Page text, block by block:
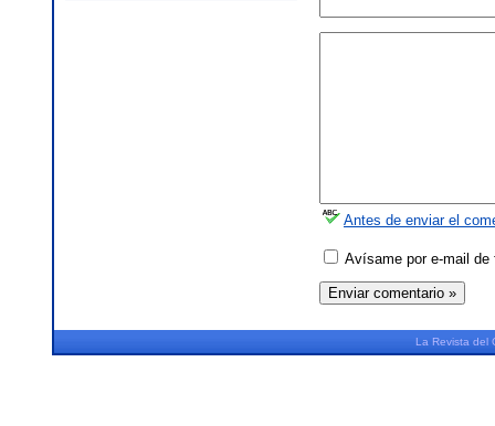
Antes de enviar el
Avísame por e-mail de
La Revista del